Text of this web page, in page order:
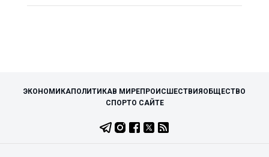
ЭКОНОМИКАПОЛИТИКАВ МИРЕПРОИСШЕСТВИЯ ОБЩЕСТВО
СПОРТО САЙТЕ